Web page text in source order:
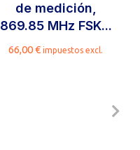
de medición,
869.85 MHz FSK...
66,00€ impuestos excl.